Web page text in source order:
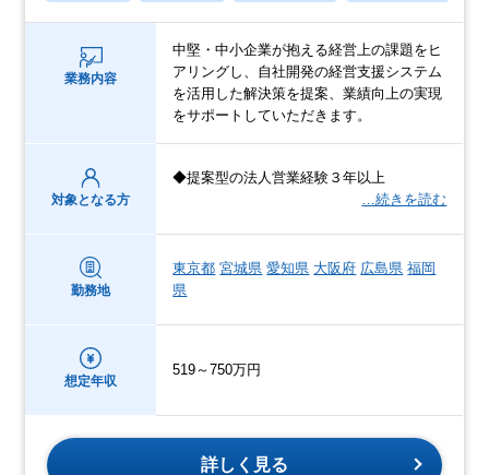
業務内容
中堅・中小企業が抱える経営上の課題をヒ
アリングし、自社開発の経営支援システム
を活用した解決策を提案、業績向上の実現
をサポートしていただきます。
対象となる方
◆提案型の法人営業経験３年以上
…続きを読む
勤務地
東京都 宮城県 愛知県 大阪府 広島県 福岡
県
想定年収
519～750万円
詳しく見る